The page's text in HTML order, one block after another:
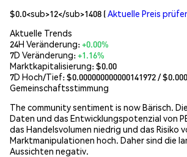
$0.0<sub>12</sub>1408 ( Aktuelle Preis
Aktuelle Trends
24H Veränderung:+0.00%
7D Veränderung:+1.16%
Marktkapitalisierung:$0.00
7D Hoch/Tief: $0.000000000000141972 / $
Gemeinschaftsstimmung
The community sentiment is now Bärisch.
Daten und das Entwicklungspotenzial von
das Handelsvolumen niedrig und das Risiko
Marktmanipulationen hoch. Daher sind die
Aussichten negativ.